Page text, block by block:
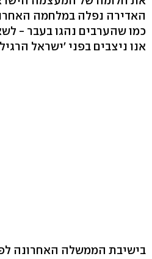
האדירה נפלה במלחמה
כמו שהערבים נהגו בעבר -
אנו ניצבים בפני 'ישראל
בישיבת הממשלה האחרונה